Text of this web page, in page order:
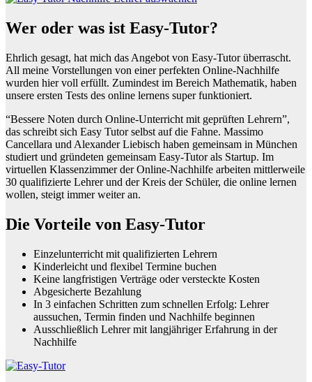
Wer oder was ist Easy-Tutor?
Ehrlich gesagt, hat mich das Angebot von Easy-Tutor überrascht.
All meine Vorstellungen von einer perfekten Online-Nachhilfe
wurden hier voll erfüllt. Zumindest im Bereich Mathematik, haben
unsere ersten Tests des online lernens super funktioniert.
“Bessere Noten durch Online-Unterricht mit geprüften Lehrern”,
das schreibt sich Easy Tutor selbst auf die Fahne. Massimo
Cancellara und Alexander Liebisch haben gemeinsam in München
studiert und gründeten gemeinsam Easy-Tutor als Startup. Im
virtuellen Klassenzimmer der Online-Nachhilfe arbeiten mittlerweile
30 qualifizierte Lehrer und der Kreis der Schüler, die online lernen
wollen, steigt immer weiter an.
Die Vorteile von Easy-Tutor
Einzelunterricht mit qualifizierten Lehrern
Kinderleicht und flexibel Termine buchen
Keine langfristigen Verträge oder versteckte Kosten
Abgesicherte Bezahlung
In 3 einfachen Schritten zum schnellen Erfolg: Lehrer
aussuchen, Termin finden und Nachhilfe beginnen
Ausschließlich Lehrer mit langjähriger Erfahrung in der
Nachhilfe